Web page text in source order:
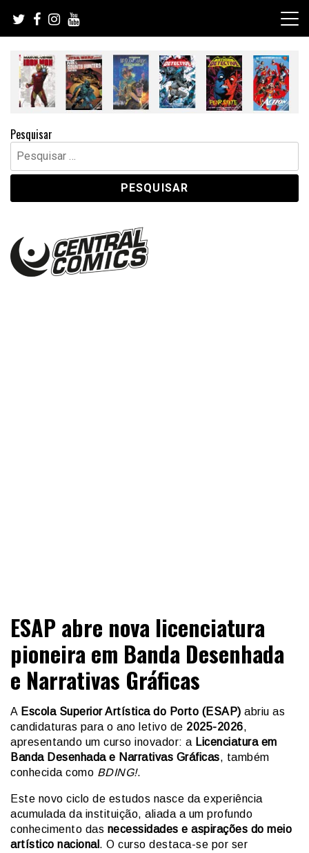
content
Pesquisar
Pesquisar
por:
Central Comics
ESAP abre nova licenciatura
pioneira em Banda Desenhada
e Narrativas Gráficas
A Escola Superior Artística do Porto (ESAP) abriu as
candidaturas para o ano letivo de 2025-2026,
apresentando um curso inovador: a Licenciatura em
Banda Desenhada e Narrativas Gráficas, também
conhecida como BDING!.
Este novo ciclo de estudos nasce da experiência
acumulada da instituição, aliada a um profundo
conhecimento das necessidades e aspirações do meio
artístico nacional . O curso destaca-se por ser